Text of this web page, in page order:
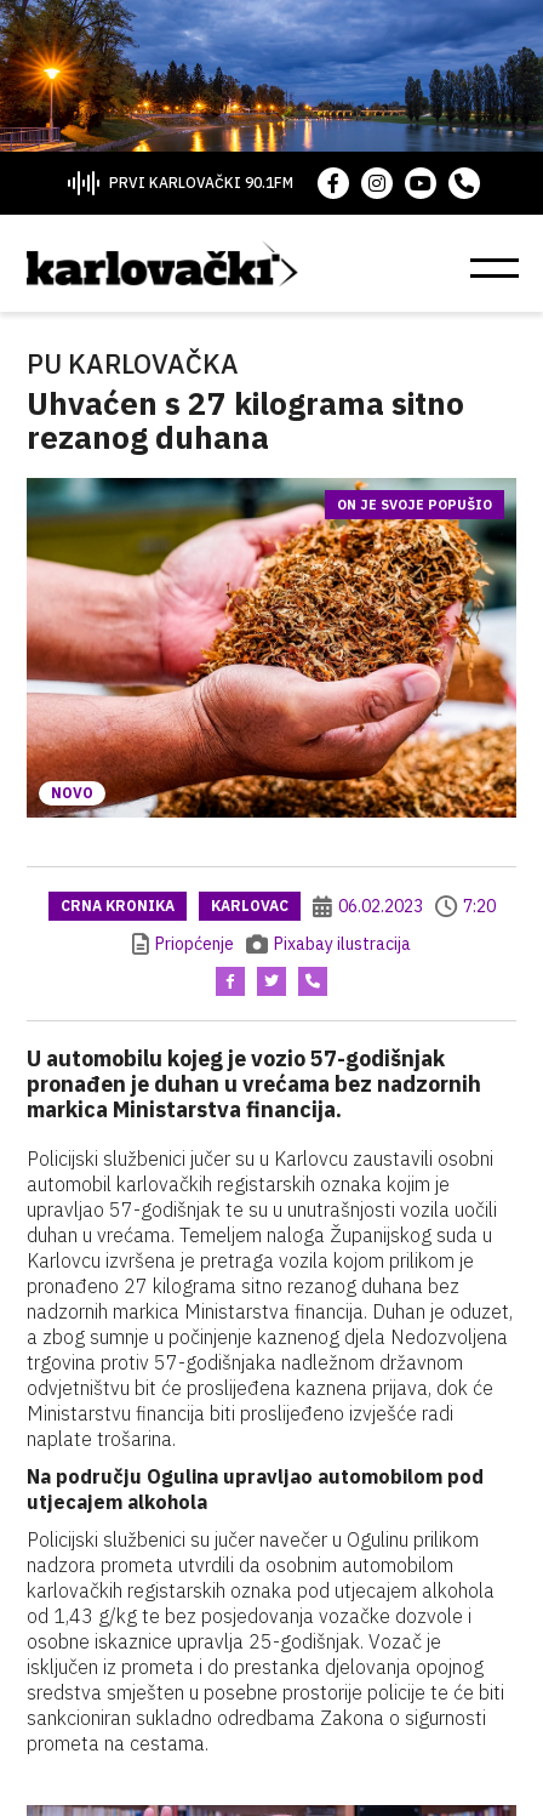
PRVI KARLOVAČKI 90.1FM
PU KARLOVAČKA
Uhvaćen s 27 kilograma sitno
rezanog duhana
NOVO
ON JE SVOJE POPUŠIO
CRNA KRONIKA KARLOVAC 06.02.2023
7:20
Priopćenje
Pixabay ilustracija
U automobilu kojeg je vozio 57-godišnjak
pronađen je duhan u vrećama bez nadzornih
markica Ministarstva financija.
Policijski službenici jučer su u Karlovcu zaustavili osobni
automobil karlovačkih registarskih oznaka kojim je
upravljao 57-godišnjak te su u unutrašnjosti vozila uočili
duhan u vrećama. Temeljem naloga Županijskog suda u
Karlovcu izvršena je pretraga vozila kojom prilikom je
pronađeno 27 kilograma sitno rezanog duhana bez
nadzornih markica Ministarstva financija. Duhan je oduzet,
a zbog sumnje u počinjenje kaznenog djela Nedozvoljena
trgovina protiv 57-godišnjaka nadležnom državnom
odvjetništvu bit će proslijeđena kaznena prijava, dok će
Ministarstvu financija biti proslijeđeno izvješće radi
naplate trošarina.
Na području Ogulina upravljao automobilom pod
utjecajem alkohola
Policijski službenici su jučer navečer u Ogulinu prilikom
nadzora prometa utvrdili da osobnim automobilom
karlovačkih registarskih oznaka pod utjecajem alkohola
od 1,43 g/kg te bez posjedovanja vozačke dozvole i
osobne iskaznice upravlja 25-godišnjak. Vozač je
isključen iz prometa i do prestanka djelovanja opojnog
sredstva smješten u posebne prostorije policije te će biti
sankcioniran sukladno odredbama Zakona o sigurnosti
prometa na cestama.